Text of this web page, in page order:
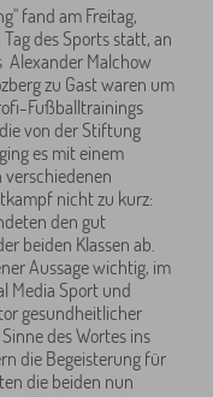
fand am Freitag,
des Sports statt, an
Alexander Malchow
zu Gast waren um
Fußballtrainings
von der Stiftung
es mit einem
nicht zu kurz:
den gut
beiden Klassen ab.
Aussage wichtig, im
Media Sport und
gesundheitlicher
des Wortes ins
die Begeisterung für
die beiden nun